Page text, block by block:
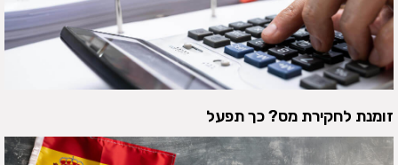
זומנת לחקירת מס? כך תפעל